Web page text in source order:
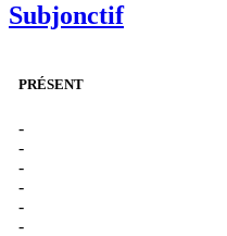
Subjonctif
PRÉSENT
-
-
-
-
-
-